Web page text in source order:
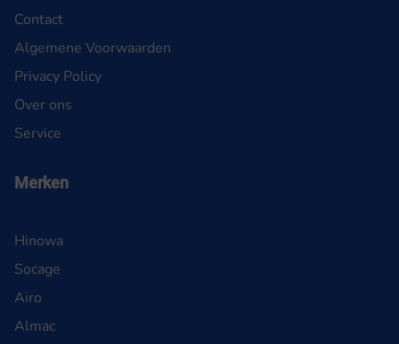
Contact
Algemene Voorwaarden
Privacy Policy
Over ons
Service
Merken
Hinowa
Socage
Airo
Almac